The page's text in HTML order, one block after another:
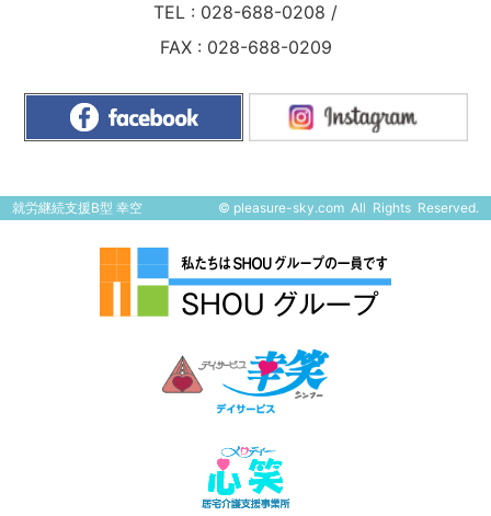
TEL : 028-688-0208 /
FAX : 028-688-0209
就労継続支援B型 幸空 © pleasure-sky.comAll Rights Reserved.